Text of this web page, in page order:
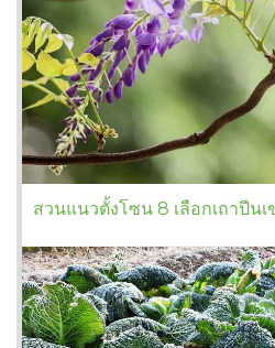
สวนแนวตั้งโซน 8 เลือกเถาปีน